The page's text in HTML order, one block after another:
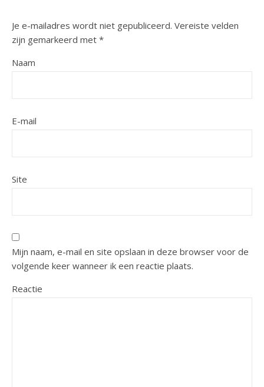
Je e-mailadres wordt niet gepubliceerd. Vereiste velden
zijn gemarkeerd met *
Naam
E-mail
Site
Mijn naam, e-mail en site opslaan in deze browser voor de
volgende keer wanneer ik een reactie plaats.
Reactie